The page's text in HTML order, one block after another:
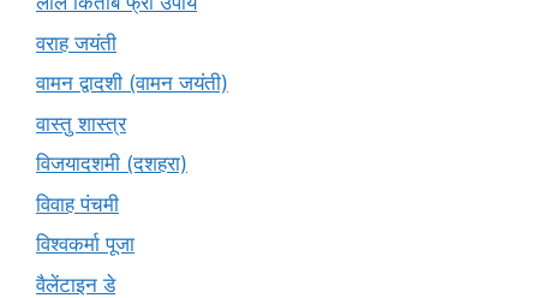
वराह जयंती
वामन द्वादशी (वामन जयंती)
वास्तु शास्त्र
विजयादशमी (दशहरा)
विवाह पंचमी
विश्वकर्मा पूजा
वैलेंटाइन डे